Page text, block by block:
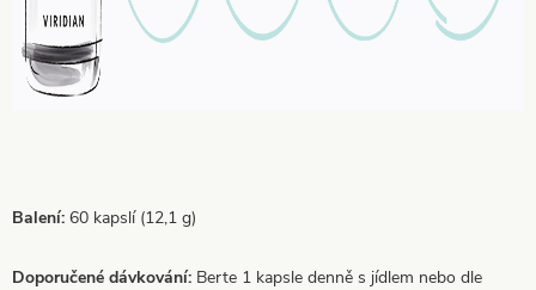
Balení: 60 kapslí (12,1 g)
Doporučené dávkování: Berte 1 kapsle denně s jídlem nebo dle